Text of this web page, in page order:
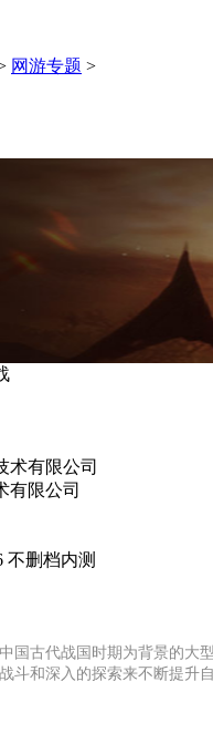
网游专题 >
术有限公司
有限公司
不删档内测
国古代战国时期为背景的
斗和深入的探索来不断提升